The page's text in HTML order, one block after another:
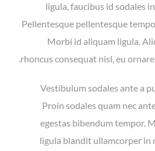
ligula, faucibus id sodales
Pellentesque pellentesque
Morbi id aliquam ligula.
rhoncus consequat nisl, eu
Vestibulum sodales ante a
Proin sodales quam nec
egestas bibendum tempor.
ligula blandit ullamcorper in